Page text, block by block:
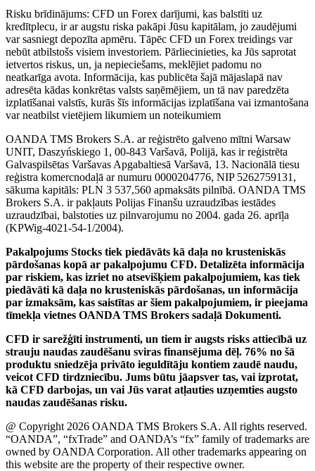
Risku brīdinājums: CFD un Forex darījumi, kas balstīti uz
kredītplecu, ir ar augstu riska pakāpi Jūsu kapitālam, jo zaudējumi
var sasniegt depozīta apmēru. Tāpēc CFD un Forex treidings var
nebūt atbilstošs visiem investoriem. Pārliecinieties, ka Jūs saprotat
ietvertos riskus, un, ja nepieciešams, meklējiet padomu no
neatkarīga avota. Informācija, kas publicēta šajā mājaslapā nav
adresēta kādas konkrētas valsts saņēmējiem, un tā nav paredzēta
izplatīšanai valstīs, kurās šīs informācijas izplatīšana vai izmantošana
var neatbilst vietējiem likumiem un noteikumiem
OANDA TMS Brokers S.A. ar reģistrēto galveno mītni Warsaw
UNIT, Daszyńskiego 1, 00-843 Varšavā, Polijā, kas ir reģistrēta
Galvaspilsētas Varšavas Apgabaltiesā Varšavā, 13. Nacionālā tiesu
reģistra komercnodaļā ar numuru 0000204776, NIP 5262759131,
sākuma kapitāls: PLN 3 537,560 apmaksāts pilnībā. OANDA TMS
Brokers S.A. ir pakļauts Polijas Finanšu uzraudzības iestādes
uzraudzībai, balstoties uz pilnvarojumu no 2004. gada 26. aprīļa
(KPWig-4021-54-1/2004).
Pakalpojums Stocks tiek piedāvāts kā daļa no krusteniskās
pārdošanas kopā ar pakalpojumu CFD. Detalizēta informācija
par riskiem, kas izriet no atsevišķiem pakalpojumiem, kas tiek
piedāvāti kā daļa no krusteniskās pārdošanas, un informācija
par izmaksām, kas saistītas ar šiem pakalpojumiem, ir pieejama
tīmekļa vietnes OANDA TMS Brokers sadaļā Dokumenti.
CFD ir sarežģīti instrumenti, un tiem ir augsts risks attiecībā uz
strauju naudas zaudēšanu sviras finansējuma dēļ. 76% no šā
produktu sniedzēja privāto ieguldītāju kontiem zaudē naudu,
veicot CFD tirdzniecību. Jums būtu jāapsver tas, vai izprotat,
kā CFD darbojas, un vai Jūs varat atļauties uzņemties augsto
naudas zaudēšanas risku.
@ Copyright 2026 OANDA TMS Brokers S.A. All rights reserved.
“OANDA”, “fxTrade” and OANDA’s “fx” family of trademarks are
owned by OANDA Corporation. All other trademarks appearing on
this website are the property of their respective owner.